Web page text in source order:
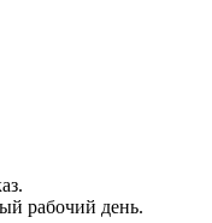
рабочий день.